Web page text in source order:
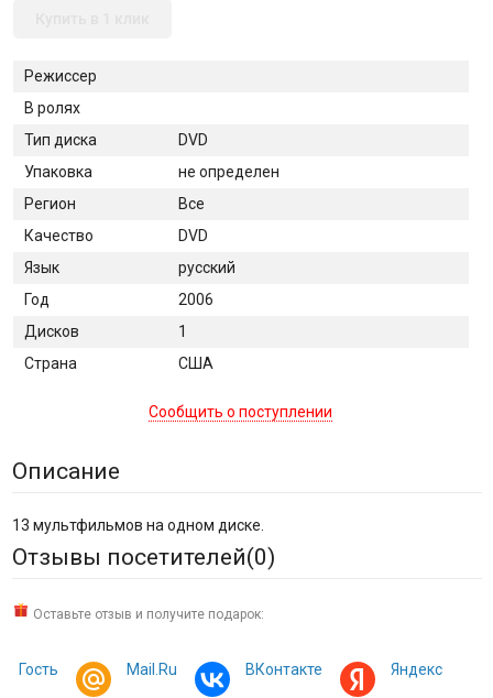
Режиссер
В ролях
Тип диска
DVD
Упаковка
не определен
Регион
Все
Качество
DVD
Язык
русский
Год
2006
Дисков
1
Страна
США
Сообщить о поступлении
Описание
13 мультфильмов на одном диске.
Отзывы посетителей(0)
Оставьте отзыв и получите подарок:
Гость Mail.Ru ВКонтакте Яндекс